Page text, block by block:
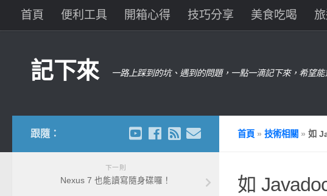
首頁 便利工具 開箱心得 技巧分享 美食吃喝
記下來 一路上踩到的坑、遇到的問題，一點一滴記下來，希望
首頁 » 技術相關 » 如
如
跟隨：
下一則
Nexus 7 也能讀寫隨身碟囉！